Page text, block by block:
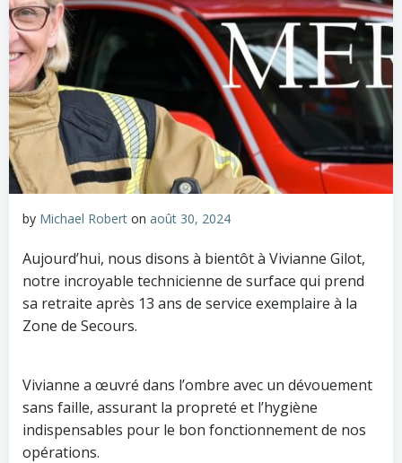
by Michael Robert on août 30, 2024
Aujourd’hui, nous disons à bientôt à Vivianne Gilot,
notre incroyable technicienne de surface qui prend
sa retraite après 13 ans de service exemplaire à la
Zone de Secours.
Vivianne a œuvré dans l’ombre avec un dévouement
sans faille, assurant la propreté et l’hygiène
indispensables pour le bon fonctionnement de nos
opérations.